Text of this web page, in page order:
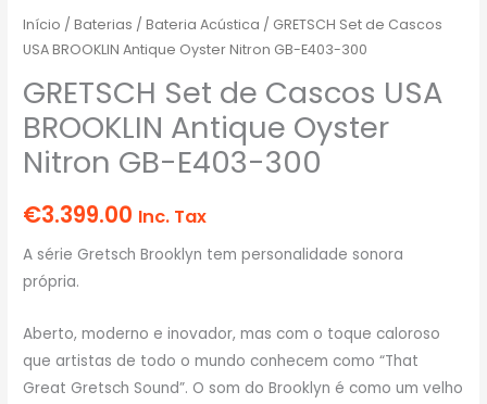
Início /Baterias /Bateria Acústica / GRETSCH Set de Cascos
USA BROOKLIN Antique Oyster Nitron GB-E403-300
GRETSCH Set de Cascos USA
BROOKLIN Antique Oyster
Nitron GB-E403-300
€3.399.00 Inc. Tax
A série Gretsch Brooklyn tem personalidade sonora
própria.
Aberto, moderno e inovador, mas com o toque caloroso
que artistas de todo o mundo conhecem como “That
Great Gretsch Sound”. O som do Brooklyn é como um velho